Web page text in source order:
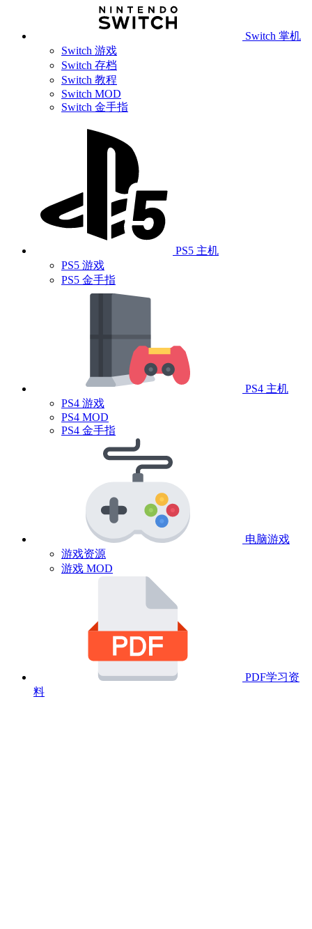
Switch 掌机
Switch 游戏
Switch 存档
Switch 教程
Switch MOD
Switch 金手指
PS5 主机
PS5 游戏
PS5 金手指
PS4 主机
PS4 游戏
PS4 MOD
PS4 金手指
电脑游戏
游戏资源
游戏 MOD
PDF学习资
料